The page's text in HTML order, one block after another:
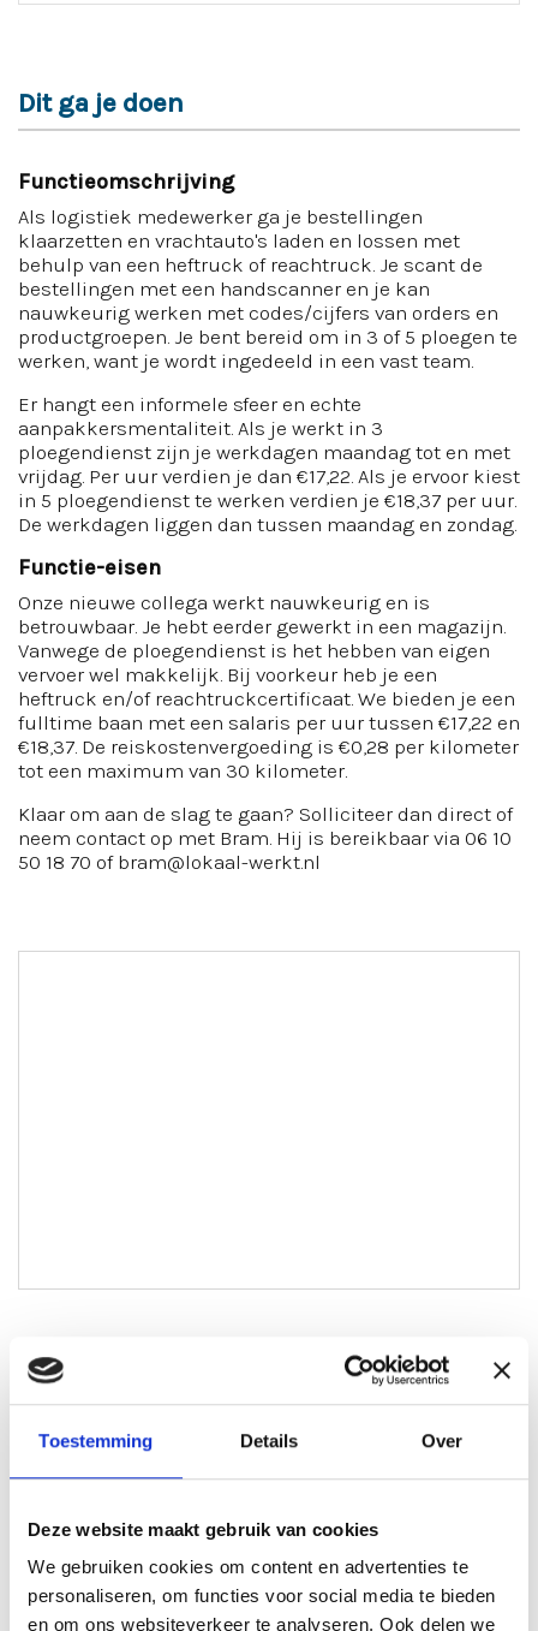
Toestemming Details Over
Deze website maakt gebruik van cookies
We gebruiken cookies om content en advertenties te
personaliseren, om functies voor social media te bieden
en om ons websiteverkeer te analyseren. Ook delen we
Dit ga je doen
Functieomschrijving
Als logistiek medewerker ga je bestellingen
klaarzetten en vrachtauto's laden en lossen met
behulp van een heftruck of reachtruck. Je scant de
bestellingen met een handscanner en je kan
nauwkeurig werken met codes/cijfers van orders en
productgroepen. Je bent bereid om in 3 of 5 ploegen te
werken, want je wordt ingedeeld in een vast team.
Er hangt een informele sfeer en echte
aanpakkersmentaliteit. Als je werkt in 3
ploegendienst zijn je werkdagen maandag tot en met
vrijdag. Per uur verdien je dan €17,22. Als je ervoor kiest
in 5 ploegendienst te werken verdien je €18,37 per uur.
De werkdagen liggen dan tussen maandag en zondag.
Functie-eisen
Onze nieuwe collega werkt nauwkeurig en is
betrouwbaar. Je hebt eerder gewerkt in een magazijn.
Vanwege de ploegendienst is het hebben van eigen
vervoer wel makkelijk. Bij voorkeur heb je een
heftruck en/of reachtruckcertificaat. We bieden je een
fulltime baan met een salaris per uur tussen €17,22 en
€18,37. De reiskostenvergoeding is €0,28 per kilometer
tot een maximum van 30 kilometer.
Klaar om aan de slag te gaan? Solliciteer dan direct of
neem contact op met Bram. Hij is bereikbaar via 06 10
50 18 70 of bram@lokaal-werkt.nl
Bram Maters
bram@lokaal-werkt.nl
06-10501870